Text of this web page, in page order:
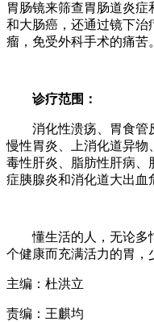
胃肠镜来筛查胃肠道炎
和大肠癌，还通过镜下治
瘤，免受外科手术的痛苦。
诊疗范围：
消化性溃疡、胃食管反
慢性胃炎、上消化道异物
毒性肝炎、脂肪性肝病、
症胰腺炎和消化道大出血
懂生活的人，无论多
个健康而充满活力的胃，
主编：杜洪立
责编：王麒均